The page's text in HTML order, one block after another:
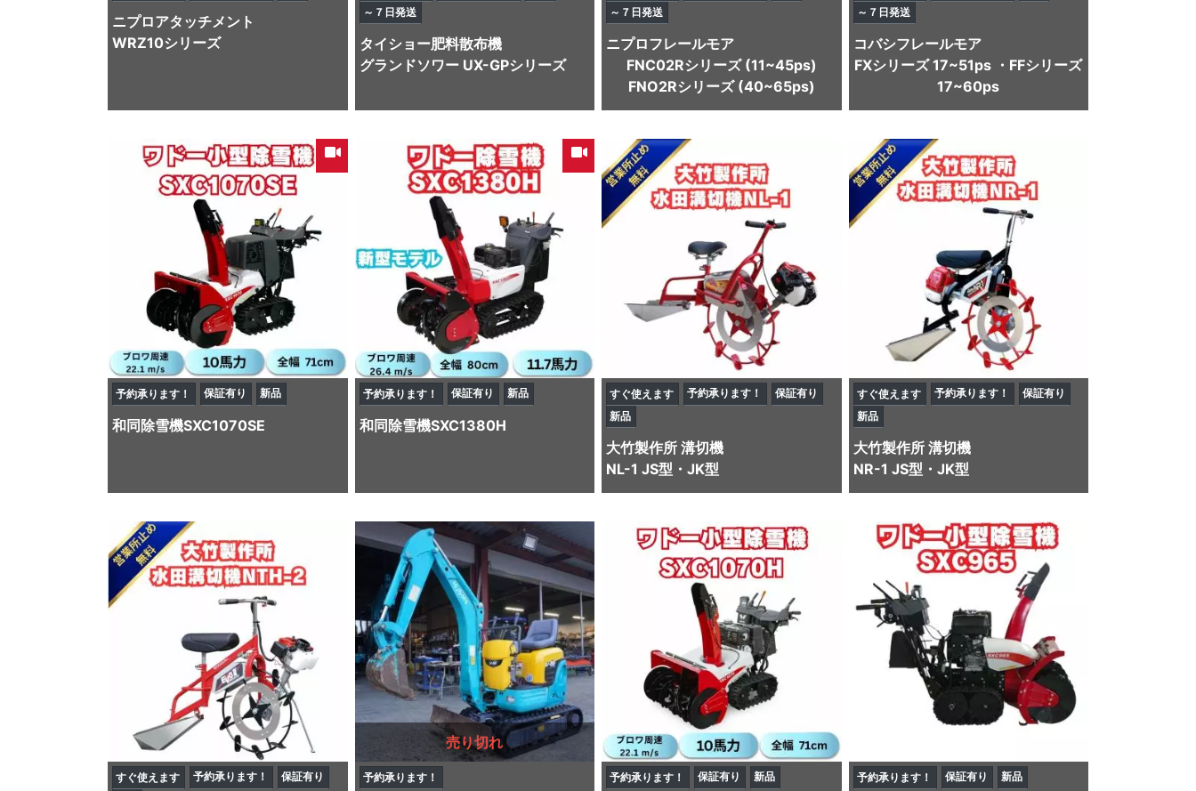
ニプロアタッチメント
WRZ10シリーズ
～７日発送
タイショー肥料散布機
グランドソワー UX-GPシリーズ
～７日発送
ニプロフレールモア
FNC02Rシリーズ (11~45ps)
FNO2Rシリーズ (40~65ps)
～７日発送
コバシフレールモア
FXシリーズ 17~51ps ・FFシリーズ
17~60ps
予約承ります！ 保証有り 新品
和同 除雪機SXC1070SE
予約承ります！ 保証有り 新品
和同 除雪機SXC1380H
すぐ使えます 予約承ります！
保証有り
新品
大竹製作所 溝切機
NL-1 JS型・JK型
すぐ使えます 予約承ります！
保証有り
新品
大竹製作所 溝切機
NR-1 JS型・JK型
すぐ使えます 予約承ります！
保証有り
売り切れ
予約承ります！ 予約承ります！ 保証有り 新品 予約承ります！ 保証有り 新品